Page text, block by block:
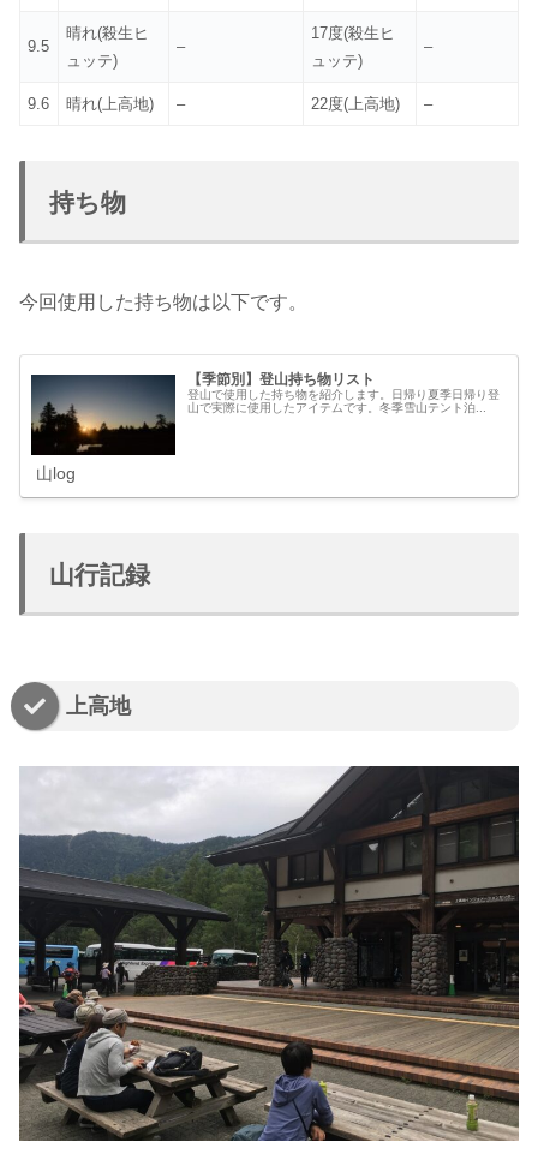
9.5
晴れ(殺生ヒ
ュッテ)
–
17度(殺生ヒ
ュッテ)
–
9.6 晴れ(上高地) – 22度(上高地) –
持ち物
今回使用した持ち物は以下です。
【季節別】登山持ち物リスト
登山で使用した持ち物を紹介します。日帰り夏季日帰り登
山で実際に使用したアイテムです。冬季雪山テント泊...
山log
山行記録
上高地